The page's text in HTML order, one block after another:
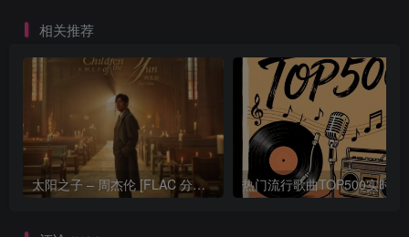
相关推荐
太阳之子 – 周杰伦 [FLAC 分轨 192Khz 24bit]